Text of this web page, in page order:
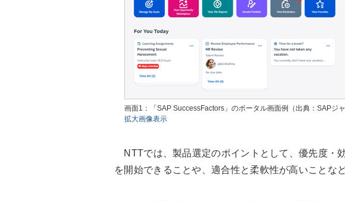
画面1：「SAP SuccessFactors」のポータル画面例（出典：SAPジャ
拡大画像表示
NTTでは、製品選定のポイントとして、優先度・
を開始できることや、適合性と柔軟性が高いことな